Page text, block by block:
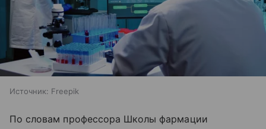
Источник: Freepik
По словам профессора Школы фармации